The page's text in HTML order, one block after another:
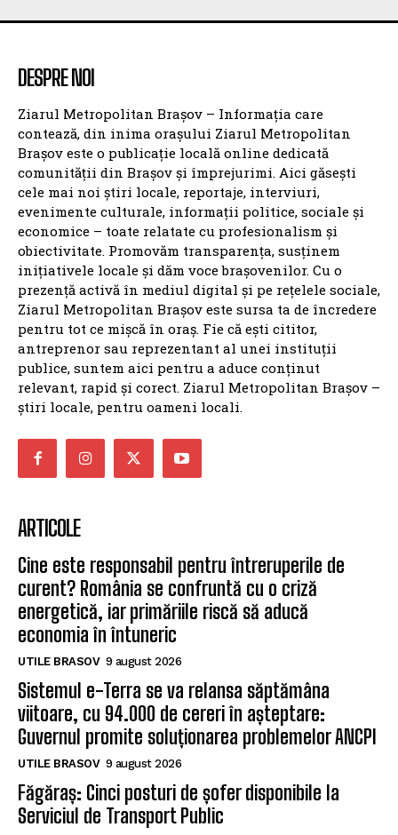
DESPRE NOI
Ziarul Metropolitan Brașov – Informația care
contează, din inima orașului Ziarul Metropolitan
Brașov este o publicație locală online dedicată
comunității din Brașov și împrejurimi. Aici găsești
cele mai noi știri locale, reportaje, interviuri,
evenimente culturale, informații politice, sociale și
economice – toate relatate cu profesionalism și
obiectivitate. Promovăm transparența, susținem
inițiativele locale și dăm voce brașovenilor. Cu o
prezență activă în mediul digital și pe rețelele sociale,
Ziarul Metropolitan Brașov este sursa ta de încredere
pentru tot ce mișcă în oraș. Fie că ești cititor,
antreprenor sau reprezentant al unei instituții
publice, suntem aici pentru a aduce conținut
relevant, rapid și corect. Ziarul Metropolitan Brașov –
știri locale, pentru oameni locali.
ARTICOLE
Cine este responsabil pentru întreruperile de
curent? România se confruntă cu o criză
energetică, iar primăriile riscă să aducă
economia în întuneric
UTILE BRASOV 9 august 2026
Sistemul e-Terra se va relansa săptămâna
viitoare, cu 94.000 de cereri în așteptare:
Guvernul promite soluționarea problemelor ANCPI
UTILE BRASOV 9 august 2026
Făgăraș: Cinci posturi de șofer disponibile la
Serviciul de Transport Public